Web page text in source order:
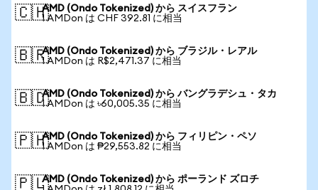
🇨🇭AMD (Ondo Tokenized) から スイスフラン
1 AMDon は CHF 392.81 に相当
🇧🇷AMD (Ondo Tokenized) から ブラジル・レアル
1 AMDon は R$2,471.37 に相当
🇧🇩AMD (Ondo Tokenized) から バングラデシュ・タカ
1 AMDon は ৳60,005.35 に相当
🇵🇭AMD (Ondo Tokenized) から フィリピン・ペソ
1 AMDon は ₱29,553.82 に相当
🇵🇱AMD (Ondo Tokenized) から ポーランド ズロチ